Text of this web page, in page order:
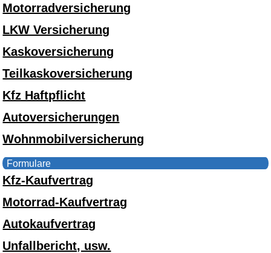
Motorradversicherung
LKW Versicherung
Kaskoversicherung
Teilkaskoversicherung
Kfz Haftpflicht
Autoversicherungen
Wohnmobilversicherung
Formulare
Kfz-Kaufvertrag
Motorrad-Kaufvertrag
Autokaufvertrag
Unfallbericht, usw.